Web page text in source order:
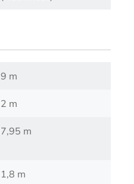
9 m
2 m
7,95 m
1,8 m